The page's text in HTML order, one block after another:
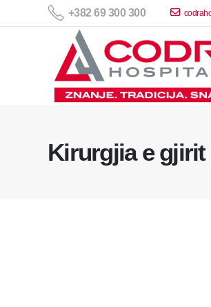
+382 69 300 300
Kirurgjia e gjirit